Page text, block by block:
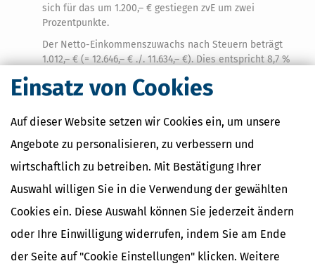
Einsatz von Cookies
Auf dieser Website setzen wir Cookies ein, um unsere
Angebote zu personalisieren, zu verbessern und
wirtschaftlich zu betreiben. Mit Bestätigung Ihrer
Auswahl willigen Sie in die Verwendung der gewählten
Cookies ein. Diese Auswahl können Sie jederzeit ändern
oder Ihre Einwilligung widerrufen, indem Sie am Ende
der Seite auf "Cookie Einstellungen" klicken. Weitere
sich für das um 1.200,– € gestiegen zvE um zwei
Prozentpunkte.
Der Netto-Einkommenszuwachs nach Steuern beträgt
1.012,– € (= 12.646,– € ./. 11.634,– €). Dies entspricht 8,7 %
(= 1.012,– €/11.634,– €), bei einer Ausgangslage einer 10
%igen Gehaltserhöhung.
Möchten Sie wissen, wie sich eine Gehaltserhöhung auf
Ihre Steuerlast auswirkt oder wie viel von der
nutzen Sie unsere kostenlosen Rechner:
Einkommensteuer-Rechner
Gehaltsrechner - Brutto Netto Rechner
Suchen